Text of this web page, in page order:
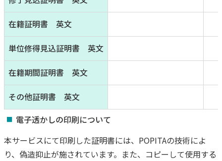
在籍証明書 英文
単位修得見込証明書 英文
在籍期間証明書 英文
その他証明書 英文
電子透かしの印刷について
本サービスにて印刷した証明書には、POPITAの技術によ
り、偽造抑止が施されています。また、コピーして使用する